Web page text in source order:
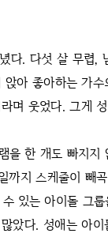
다. 다섯 살 무렵,
아 좋아하는 가
며 웃었다. 그게
을 한 개도 빠지
까지 스케줄이 빼
수 있는 아이돌 그
았다. 성애는 아